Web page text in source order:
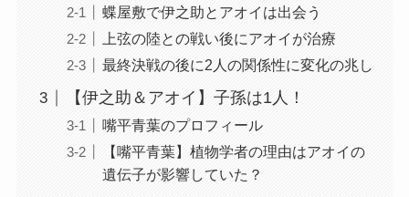
蝶屋敷で伊之助とアオイは出会う
上弦の陸との戦い後にアオイが治療
最終決戦の後に2人の関係性に変化の兆し
【伊之助＆アオイ】子孫は1人！
嘴平青葉のプロフィール
【嘴平青葉】植物学者の理由はアオイの
遺伝子が影響していた？